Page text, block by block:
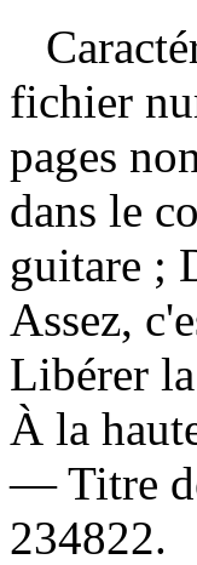
fichier
pages
dans le
guitare ;
Assez,
Libérer
À la
— Titre
234822.